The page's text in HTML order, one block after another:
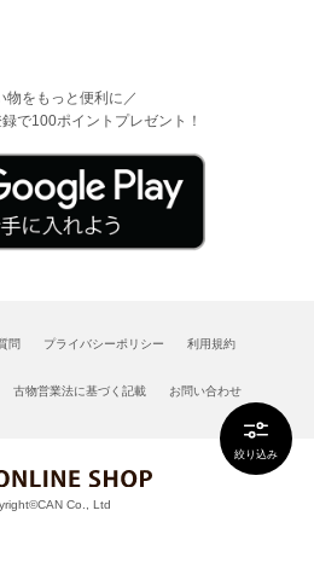
絞り込み
物をもっと便利に／
で100ポイントプレゼント！
問 プライバシーポリシー 利用規約
古物営業法に基づく記載 お問い合わせ
Co., Ltd